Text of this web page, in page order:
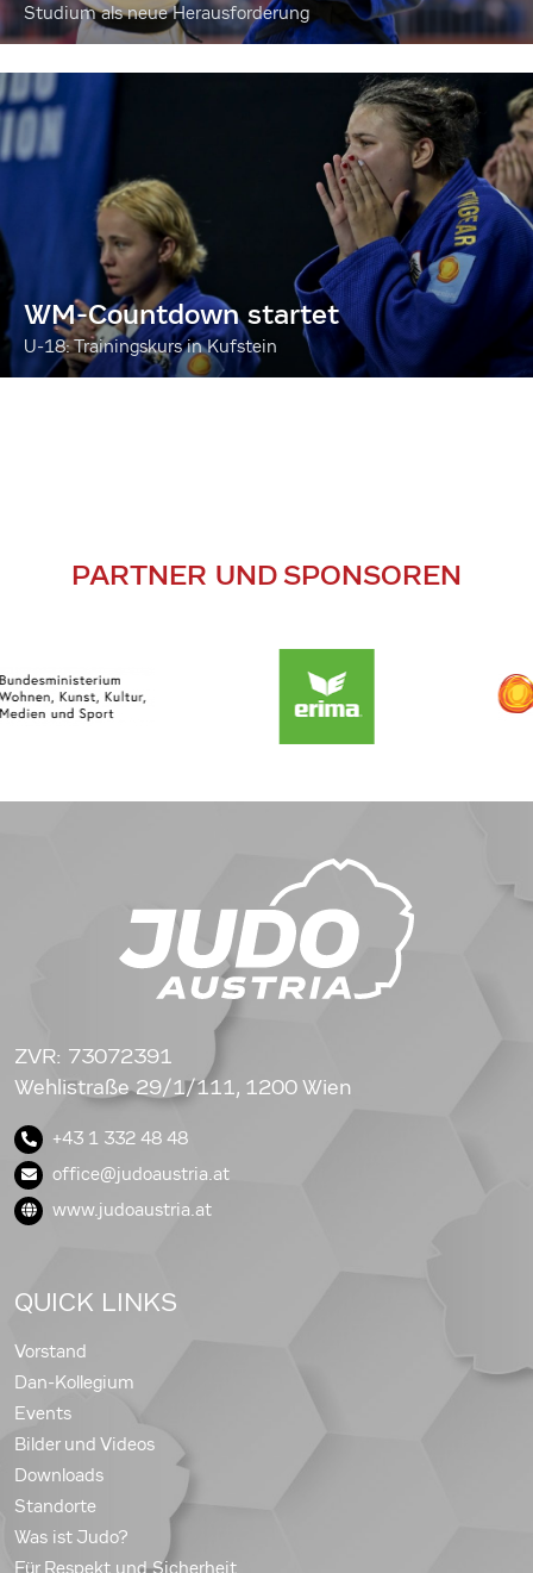
Studium als neue Herausforderung
WM-Countdown startet
U-18: Trainingskurs in Kufstein
PARTNER UND SPONSOREN
ZVR: 73072391
Wehlistraße 29/1/111, 1200 Wien
+43 1 332 48 48
office@judoaustria.at
www.judoaustria.at
QUICK LINKS
Vorstand
Dan-Kollegium
Events
Bilder und Videos
Downloads
Standorte
Was ist Judo?